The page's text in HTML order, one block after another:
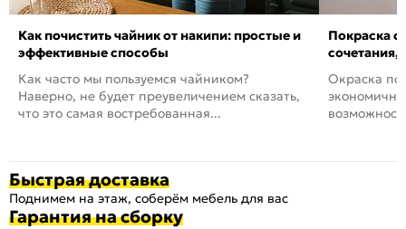
Как почистить чайник от накипи: простые и
эффективные способы
Как часто мы пользуемся чайником?
Наверно, не будет преувеличением сказать,
что это самая востребованная...
Покраска
сочетания,
Окраска
Быстрая доставка
Поднимем на этаж, соберём мебель для вас
Гарантия на сборку